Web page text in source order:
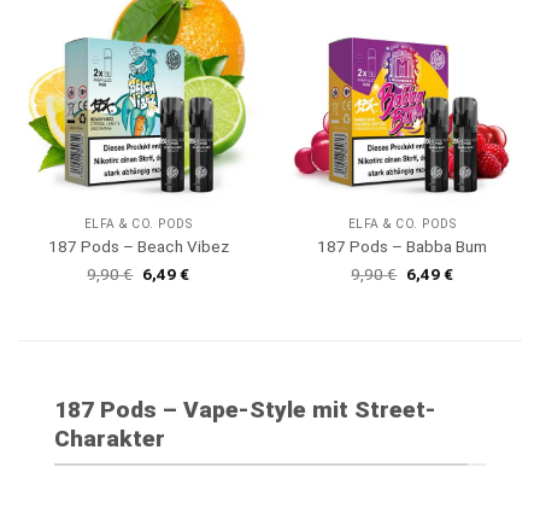
ELFA & CO. PODS
187 Pods – Beach Vibez
9,90€ Ursprünglicher
Preis
6,49€Aktueller
ELFA & CO. PODS
187 Pods – Babba Bum
9,90€ Ursprünglicher
Preis
6,49€Aktueller
187 Pods – Vape-Style mit Street-
Charakter